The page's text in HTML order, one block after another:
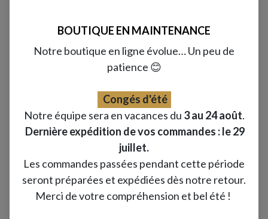
BOUTIQUE EN MAINTENANCE
Notre boutique en ligne évolue… Un peu de
patience 😊
Congés d'été
Notre équipe sera en vacances du 3 au 24 août.
Dernière expédition de vos commandes : le 29
juillet.
Les commandes passées pendant cette période
seront préparées et expédiées dès notre retour.
Merci de votre compréhension et bel été !